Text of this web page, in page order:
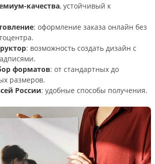
качества, устойчивый к
: оформление заказа онлайн без
: возможность создать дизайн с
форматов: от стандартных до
размеров.
России: удобные способы получения.